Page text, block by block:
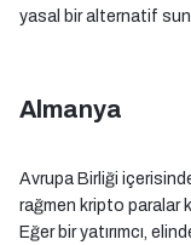
yasal bir alternatif
Almanya
Avrupa Birliği
rağmen kripto paralar
Eğer bir yatırımcı,